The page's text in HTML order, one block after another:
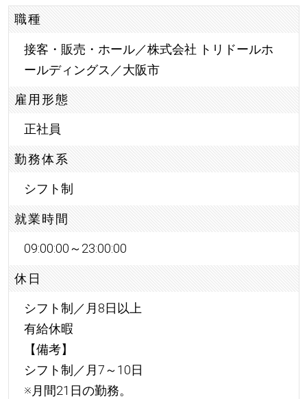
職種
接客・販売・ホール／株式会社 トリドールホ
ールディングス／大阪市
雇用形態
正社員
勤務体系
シフト制
就業時間
09:00:00～23:00:00
休日
シフト制／月8日以上
有給休暇
【備考】
シフト制／月7～10日
※月間21日の勤務。